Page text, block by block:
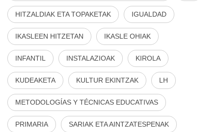
HITZALDIAK ETA TOPAKETAK IGUALDAD
IKASLEEN HITZETAN IKASLE OHIAK
INFANTIL INSTALAZIOAK KIROLA
KUDEAKETA KULTUR EKINTZAK LH
METODOLOGÍAS Y TÉCNICAS EDUCATIVAS
PRIMARIA SARIAK ETA AINTZATESPENAK